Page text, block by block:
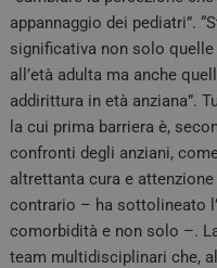
appannaggio dei pediatri”.
significativa non solo
all’età adulta ma anche
addirittura in età anziana”.
la cui prima barriera è,
confronti degli anziani,
altrettanta cura e
contrario – ha sottolineato
comorbidità e non solo –.
team multidisciplinari che,